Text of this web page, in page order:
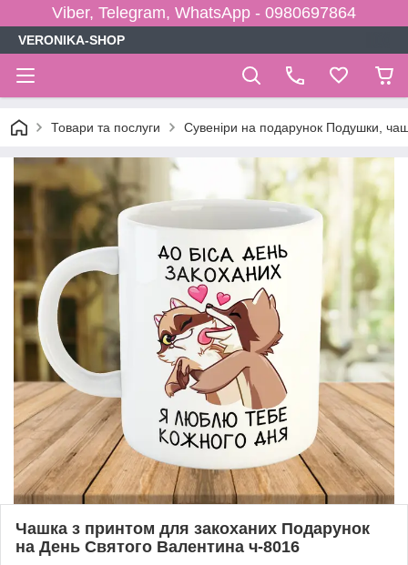
Viber, Telegram, WhatsApp - 0980697864
VERONIKA-SHOP
Товари та послуги Сувеніри на подарунок Подушки,
Чашка з принтом для закоханих Подарунок
на День Святого Валентина ч-8016